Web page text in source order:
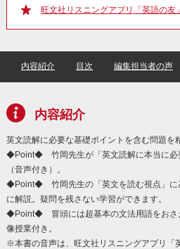
旺文社リスニングアプリ「英語の友」
内容紹介 目次 編集担当者の声
内容紹介
英文読解に必要な基礎ポイントを含む問題を
◆Point◆ 竹岡先生が「英文読解に本当に必
（音声付き）。
◆Point◆ 竹岡先生の「英文を読む視点」に
に解説。疑問を残さない学習ができます。
◆Point◆ 冒頭には超基本の文法用語をおさ
像授業付き。
※本書の音声は、旺文社リスニングアプリ「